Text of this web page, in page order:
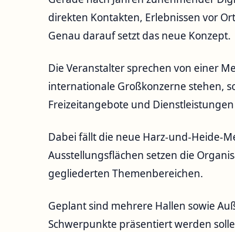
direkten Kontakten, Erlebnissen vor
Genau darauf setzt das neue Konzept.
Die Veranstalter sprechen von einer
internationale Großkonzerne stehen,
Freizeitangebote und
Dabei fällt die neue Harz-und-Heide-
Ausstellungsflächen setzen die
gegliederten Themenbereichen.
Geplant sind mehrere Hallen sowie
Schwerpunkte präsentiert werden